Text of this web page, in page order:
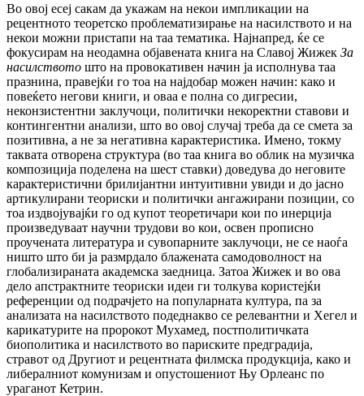
Во овој есеј сакам да укажам на некои импликации на
рецентното теоретско проблематизирање на насилството и на
некои можни пристапи на таа тематика. Најнапред, ќе се
фокусирам на неодамна објавената книга на Славој Жижек За
насилството што на провокативен начин ја исполнува таа
празнина, правејќи го тоа на најдобар можен начин: како и
повеќето негови книги, и оваа е полна со дигресии,
неконзистентни заклучоци, политички некоректни ставови и
контингентни анализи, што во овој случај треба да се смета за
позитивна, а не за негативна карактеристика. Имено, токму
таквата отворена структура (во таа книга во облик на музичка
композиција поделена на шест ставки) доведува до неговите
кaрактеристични брилијантни интуитивни увиди и до јасно
артикулирани теориски и политички ангажирани позиции, со
тоа издвојувајќи го од купот теоретичари кои по инерција
произведуваат научни трудови во кои, освен прописно
проучената литература и сувопарните заклучоци, не се наоѓа
ништо што би ја размрдало блажената самодоволност на
глобализираната академска заедница. Затоа Жижек и во ова
дело апстрактните теориски идеи ги толкува користејќи
референции од подрачјето на популарната култура, па за
анализата на насилството подеднакво се релевантни и Хегел и
карикатурите на пророкот Мухамед, постполитичката
биополитика и насилството во париските предградија,
стравот од Другиот и рецентната филмска продукција, како и
либералниот комунизам и опустошениот Њу Орлеанс по
ураганот Кетрин.